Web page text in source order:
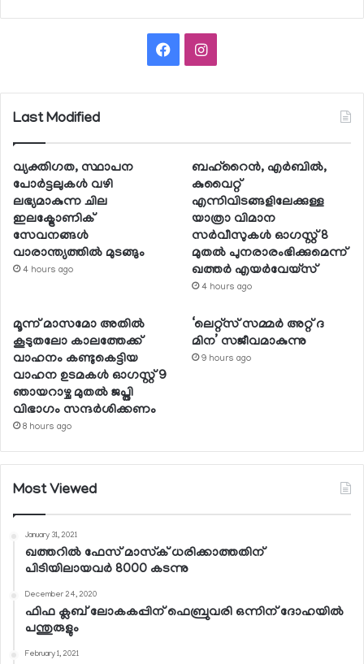
FacebookInstagram
Last Modified
വ്യക്തിഗത, സ്ഥാപന
പോര്‍ട്ടലുകള്‍ വഴി
ലഭ്യമാകുന്ന ചില
ഇലക്ട്രോണിക്
സേവനങ്ങള്‍
വാരാന്ത്യത്തില്‍ മുടങ്ങും
4 hours ago
ബഹ്റൈന്‍, എര്‍ബില്‍,
കുവൈറ്റ്
എന്നിവിടങ്ങളിലേക്കുള്ള
യാത്രാ വിമാന
സര്‍വീസുകള്‍ ഓഗസ്റ്റ് 8
മുതല്‍ പുനരാരംഭിക്കുമെന്ന്
ഖത്തര്‍ എയര്‍വേയ്സ്
4 hours ago
മൂന്ന് മാസമോ അതില്‍
കൂടുതലോ കാലത്തേക്ക്
വാഹനം കണ്ടുകെട്ടിയ
വാഹന ഉടമകള്‍ ഓഗസ്റ്റ് 9
ഞായറാഴ്ച മുതല്‍ ജപ്തി
വിഭാഗം സന്ദര്‍ശിക്കണം
8 hours ago
‘ലെറ്റ്‌സ് സമ്മര്‍ അറ്റ് ദ
മിന’ സജീവമാകുന്നു
9 hours ago
Most Viewed
January 31, 2021
ഖത്തറില്‍ ഫേസ് മാസ്‌ക് ധരിക്കാത്തതിന്
പിടിയിലായവര്‍ 8000 കടന്നു
December 24, 2020
ഫിഫ ക്ലബ് ലോകകപ്പിന് ഫെബ്രുവരി ഒന്നിന് ദോഹയില്‍
പന്തുരുളും
February 1, 2021